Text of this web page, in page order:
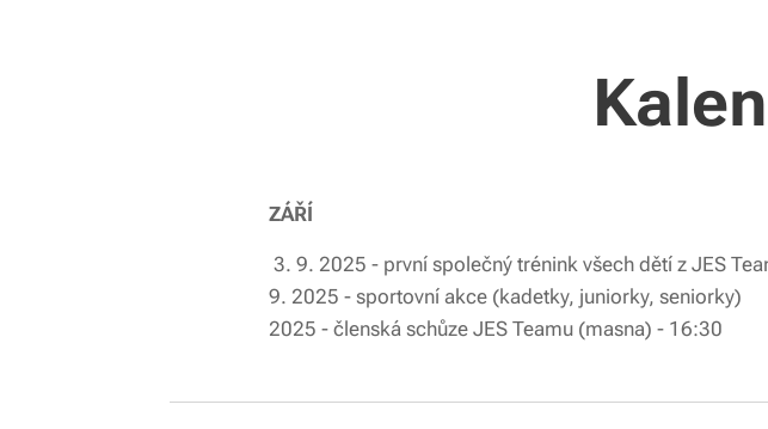
ZÁŘÍ
3. 9. 2025 - první společný
9. 2025 - sportovní akce
2025 - členská schůze JES Teamu (masna) - 16:30